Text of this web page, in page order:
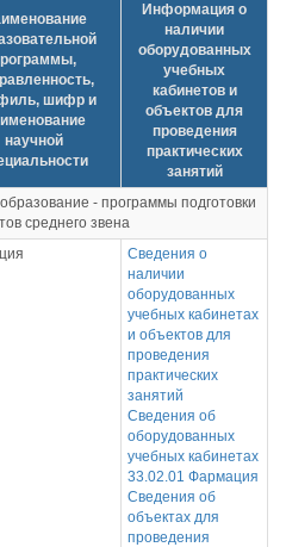
шифр и
научной
Информация о
наличии
оборудованных
учебных
кабинетов и
объектов для
проведения
практических
занятий
- программы подготовки
среднего звена
Сведения о
наличии
оборудованных
учебных кабинетах
и объектов для
проведения
практических
занятий
Сведения об
оборудованных
учебных кабинетах
33.02.01 Фармация
Сведения об
объектах для
проведения